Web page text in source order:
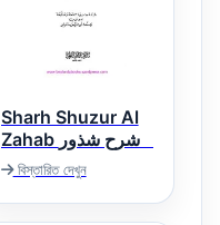
Sharh Shuzur Al
Zahab شرح شذور
الذھب
বিস্তারিত দেখুন